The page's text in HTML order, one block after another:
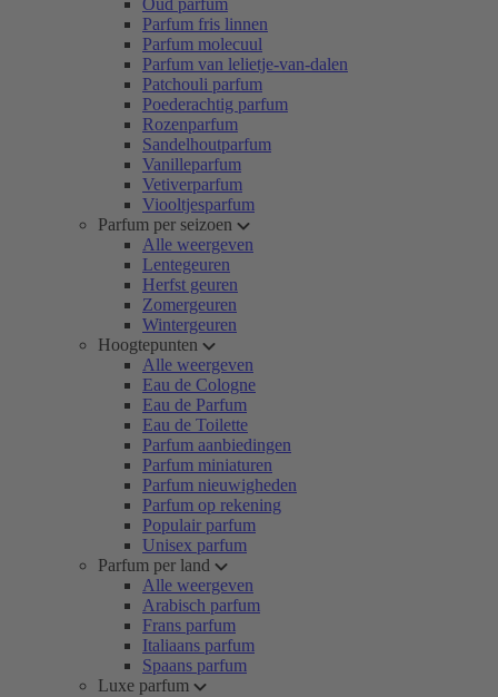
Oud parfum
Parfum fris linnen
Parfum molecuul
Parfum van lelietje-van-dalen
Patchouli parfum
Poederachtig parfum
Rozenparfum
Sandelhoutparfum
Vanilleparfum
Vetiverparfum
Viooltjesparfum
Parfum per seizoen
Alle weergeven
Lentegeuren
Herfst geuren
Zomergeuren
Wintergeuren
Hoogtepunten
Alle weergeven
Eau de Cologne
Eau de Parfum
Eau de Toilette
Parfum aanbiedingen
Parfum miniaturen
Parfum nieuwigheden
Parfum op rekening
Populair parfum
Unisex parfum
Parfum per land
Alle weergeven
Arabisch parfum
Frans parfum
Italiaans parfum
Spaans parfum
Luxe parfum